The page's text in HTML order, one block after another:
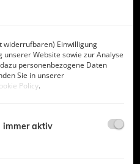
mit Sitz in Schwaz.
widerrufbaren) Einwilligung
unserer Website sowie zur Analyse
personenbezogene Daten
Sie in unserer
Policy.
immer aktiv